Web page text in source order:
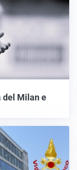
del Milan e